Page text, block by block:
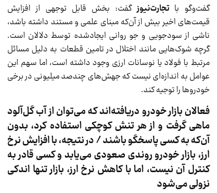
گفت‌و‌گو باتجارت‌نیوزگفت: بخش قابل توجهی از افزایش
قیمت‌های اخیر بیش از آن‌که مبنای علمی و مستند داشته باشد،
ناشی از سودجویی و جو روانی ایجادشده توسط دلالان است.
گرچه شوک‌هایی مانند اختلال در تامین قطعات به دلیل مسائل
مرتبط با فولاد یا نوسانات ارزی وجود داشته است، اما سهم این
عوامل به اندازه‌ای نیست که جهش‌های چندصد میلیونی در برخی
خودروها را توجیه کند.
فعالان بازار خودرو دریافته‌اند که می‌توان از آب گل‌آلود
ماهی گرفت و از هر تنش کوچکی استفاده کرد، بدون
آن‌که به کسی پاسخگو باشند / در نتیجه، با افزایش نرخ
ارز، بازار خودرو روندی صعودی می‌یابد و کسی قادر به
کنترل آن نیست، اما با کاهش نرخ ارز، بازار تنها اندکی
نزولی می‌شود